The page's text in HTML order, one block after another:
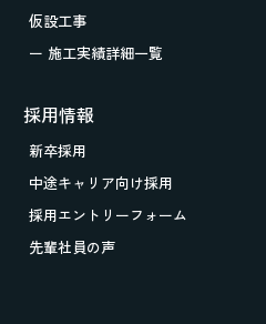
仮設工事
ー 施工実績詳細一覧
採用情報
新卒採用
中途キャリア向け採用
採用エントリーフォーム
先輩社員の声